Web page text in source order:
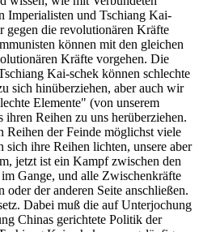
Imperialisten und Tschiang Kai-
gegen die revolutionären Kräfte
können mit den gleichen
Kräfte vorgehen. Die
Kai-schek können schlechte
sich hinüberziehen, aber auch wir
Elemente" (von unserem
ihren Reihen zu uns herüberziehen.
Reihen der Feinde möglichst viele
sich ihre Reihen lichten, unsere aber
jetzt ist ein Kampf zwischen den
Gange, und alle Zwischenkräfte
oder der anderen Seite anschließen.
Dabei muß die auf Unterjochung
Chinas gerichtete Politik der